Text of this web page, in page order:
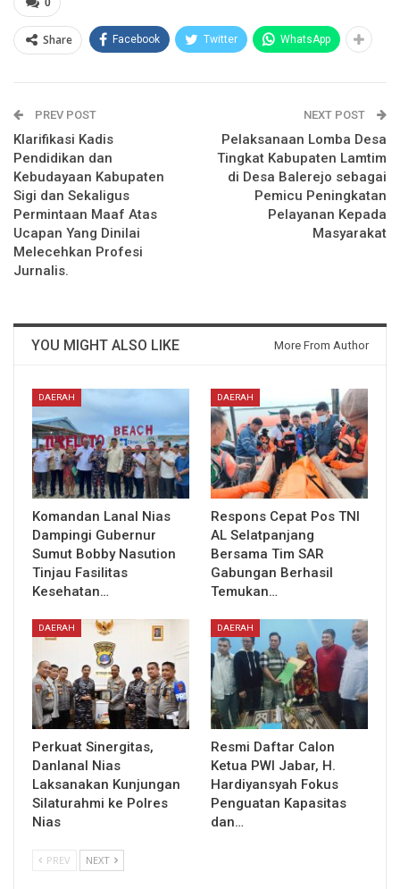
Share Facebook Twitter WhatsApp
PREV POST
Klarifikasi Kadis
Pendidikan dan
Kebudayaan Kabupaten
Sigi dan Sekaligus
Permintaan Maaf Atas
Ucapan Yang Dinilai
Melecehkan Profesi
Jurnalis.
NEXT POST
Pelaksanaan Lomba Desa
Tingkat Kabupaten Lamtim
di Desa Balerejo sebagai
Pemicu Peningkatan
Pelayanan Kepada
Masyarakat
YOU MIGHT ALSO LIKE More From Author
DAERAH
Komandan Lanal Nias
Dampingi Gubernur
Sumut Bobby Nasution
Tinjau Fasilitas
Kesehatan…
DAERAH
Respons Cepat Pos TNI
AL Selatpanjang
Bersama Tim SAR
Gabungan Berhasil
Temukan…
DAERAH
Perkuat Sinergitas,
Danlanal Nias
Laksanakan Kunjungan
Silaturahmi ke Polres
Nias
DAERAH
Resmi Daftar Calon
Ketua PWI Jabar, H.
Hardiyansyah Fokus
Penguatan Kapasitas
dan…
PREV NEXT